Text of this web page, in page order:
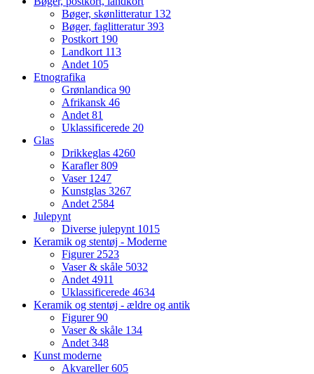
Bøger, skønlitteratur 132
Bøger, faglitteratur393
Postkort 190
Landkort 113
Andet 105
Etnografika
Grønlandica 90
Afrikansk 46
Andet81
Uklassificerede 20
Glas
Drikkeglas 4260
Karafler809
Vaser 1247
Kunstglas 3267
Andet2584
Julepynt
Diverse julepynt 1015
Keramik og stentøj - Moderne
Figurer2523
Vaser & skåle 5032
Andet4911
Uklassificerede 4634
Keramik og stentøj - ældre og antik
Figurer90
Vaser & skåle 134
Andet348
Kunst moderne
Akvareller605